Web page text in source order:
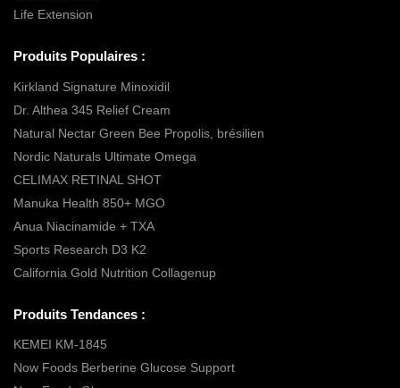
Life Extension
Produits Populaires :
Kirkland Signature Minoxidil
Dr. Althea 345 Relief Cream
Natural Nectar Green Bee Propolis, brésilien
Nordic Naturals Ultimate Omega
CELIMAX RETINAL SHOT
Manuka Health 850+ MGO
Anua Niacinamide + TXA
Sports Research D3 K2
California Gold Nutrition Collagenup
Produits Tendances :
KEMEI KM-1845
Now Foods Berberine Glucose Support